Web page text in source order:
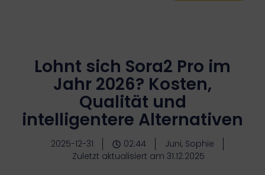
Lohnt sich Sora2 Pro im
Jahr 2026? Kosten,
Qualität und
intelligentere Alternativen
2025-12-31 02:44
Juni, Sophie
Zuletzt aktualisiert am 31.12.2025